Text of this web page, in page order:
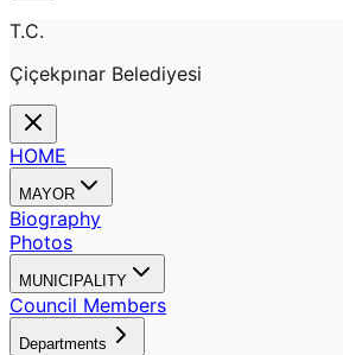
T.C.
Çiçekpınar Belediyesi
HOME
MAYOR
Biography
Photos
MUNICIPALITY
Council Members
Departments